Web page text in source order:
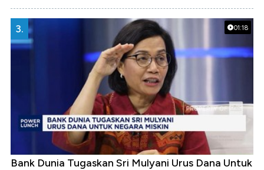
01:18
3.
Bank Dunia Tugaskan Sri Mulyani Urus Dana Untuk